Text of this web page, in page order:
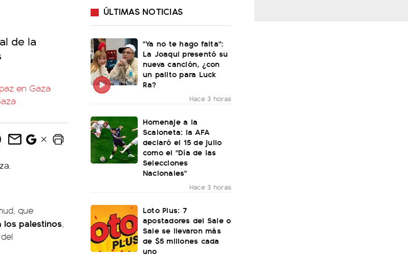
de la
en Gaza
que
los palestinos,
ÚLTIMAS NOTICIAS
"Ya no te hago falta":
La Joaqui presentó su
nueva canción, ¿con
un palito para Luck
Ra?
Hace 3 horas
Homenaje a la
Scaloneta: la AFA
declaró el 15 de julio
como el "Día de las
Selecciones
Nacionales"
Hace 3 horas
Loto Plus: 7
apostadores del Sale o
Sale se llevaron más
de $5 millones cada
uno